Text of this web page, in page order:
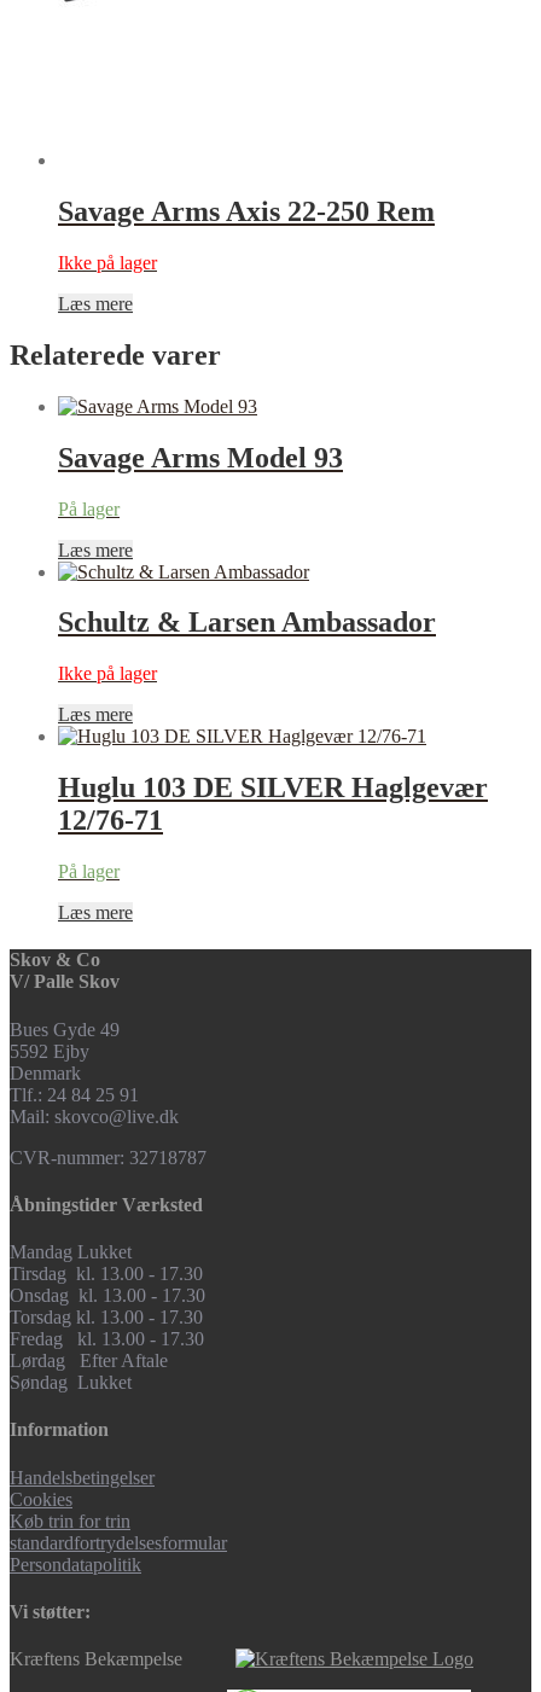
Savage Arms Axis 22-250 Rem
Ikke på lager
Læs mere
Relaterede varer
Savage Arms Model 93
På lager
Læs mere
Schultz & Larsen Ambassador
Ikke på lager
Læs mere
Huglu 103 DE SILVER Haglgevær
12/76-71
På lager
Læs mere
Skov & Co
V/ Palle Skov
Bues Gyde 49
5592 Ejby
Denmark
Tlf.: 24 84 25 91
Mail: skovco@live.dk
CVR-nummer: 32718787
Åbningstider Værksted
Mandag Lukket
Tirsdag kl. 13.00 - 17.30
Onsdag kl. 13.00 - 17.30
Torsdag kl. 13.00 - 17.30
Fredag kl. 13.00 - 17.30
Lørdag Efter Aftale
Søndag Lukket
Information
Handelsbetingelser
Cookies
Køb trin for trin
standardfortrydelsesformular
Persondatapolitik
Vi støtter:
Kræftens Bekæmpelse